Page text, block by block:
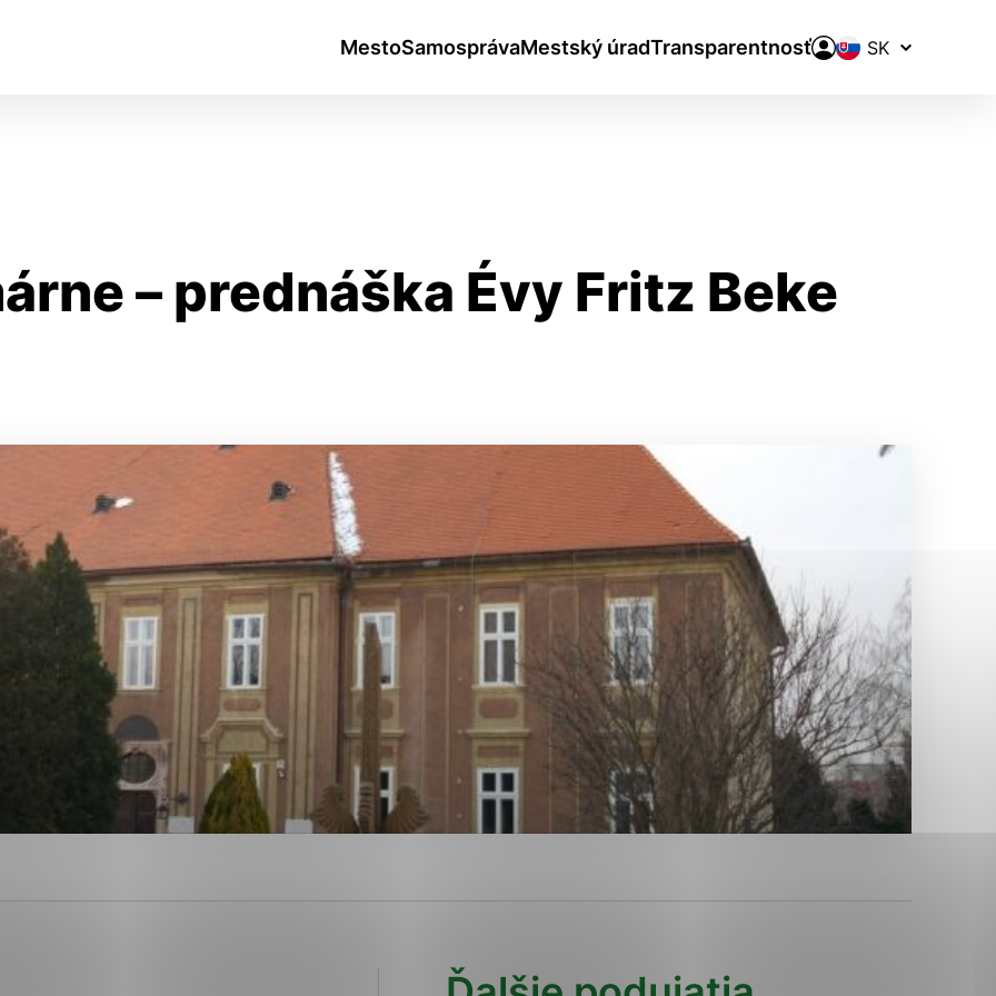
MestoSamosprávaMestský úradTransparentnosť
Prepínač
jazykov
– prednáška Évy Fritz Beke
ktorú chcete povoliť
Analytické cookies
pre prevádzku nevyhnutné a pomáhajú urobiť webové stránky uplatniteľnými tým,
ako je navigácia na stránke a prístup k zabezpečeným oblastiam webovej
cookie nemôže web správne fungovať.
Analytické cookies
prevádzkovateľovi stránok pochopiť, ako návštevníci stránok stránku používajú,
a ponúknuť im lepšiu skúsenosť. Všetky dáta sa zbierajú anonymne a nie je
osobou.